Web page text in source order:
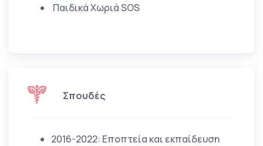
Παιδικά Χωριά SOS
Σπουδές
2016-2022: Εποπτεία και εκπαίδευση